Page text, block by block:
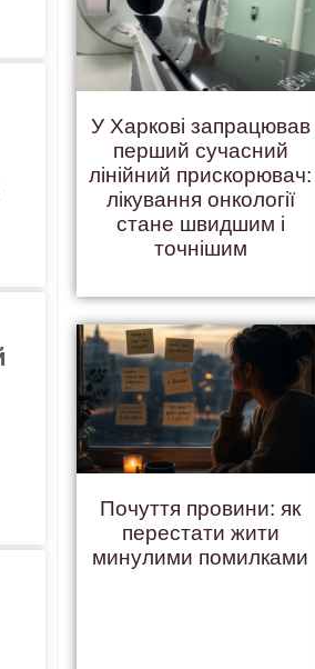
У Харкові запрацював
перший сучасний
лінійний прискорювач:
лікування онкології
стане швидшим і
точнішим
Почуття провини: як
перестати жити
минулими помилками